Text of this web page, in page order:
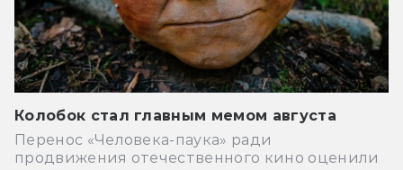
Колобок стал главным мемом августа
Перенос «Человека-паука» ради
продвижения отечественного кино оценили